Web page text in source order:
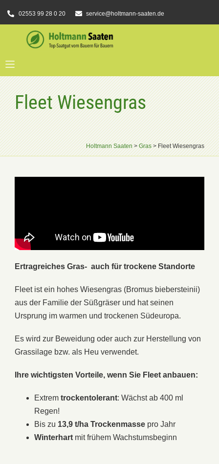
02553 99 28 0 20 service@holtmann-saaten.de
Fleet Wiesengras
Holtmann Saaten>Gras>Fleet Wiesengras
Ertragreiches Gras- auch für trockene Standorte
Fleet ist ein hohes Wiesengras (Bromus biebersteinii)
aus der Familie der Süßgräser und hat seinen
Ursprung im warmen und trockenen Südeuropa.
Es wird zur Beweidung oder auch zur Herstellung von
Grassilage bzw. als Heu verwendet.
Ihre wichtigsten Vorteile, wenn Sie Fleet anbauen:
Extrem trockentolerant: Wächst ab 400 ml
Regen!
Bis zu 13,9 t/ha Trockenmasse pro Jahr
Winterhart mit frühem Wachstumsbeginn